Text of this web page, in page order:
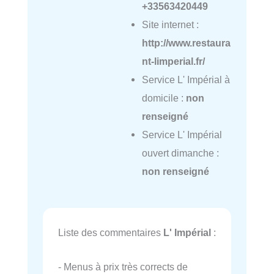
+33563420449
Site internet :
http://www.restaura
nt-limperial.fr/
Service L' Impérial à
domicile : non
renseigné
Service L' Impérial
ouvert dimanche :
non renseigné
Liste des commentaires L' Impérial :
- Menus à prix très corrects de